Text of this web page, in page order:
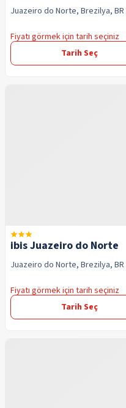
Juazeiro do Norte, Brezilya, BR
Fiyatı görmek için tarih seçiniz
Tarih Seç
ibis Juazeiro do Norte
Juazeiro do Norte, Brezilya, BR
Fiyatı görmek için tarih seçiniz
Tarih Seç